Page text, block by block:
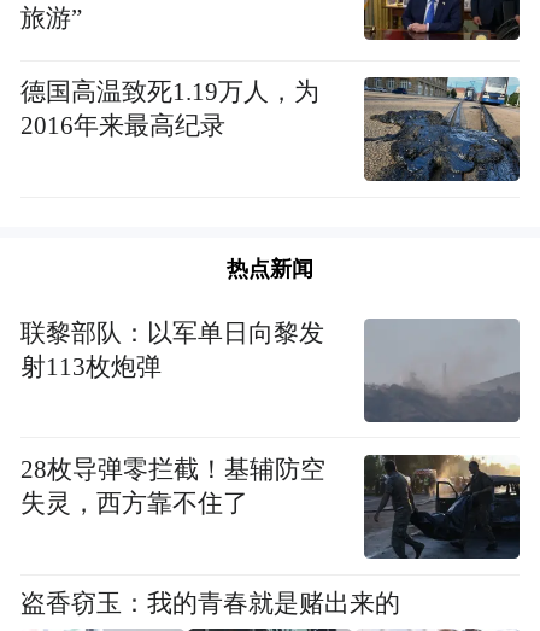
旅游”
德国高温致死1.19万人，为
2016年来最高纪录
热点新闻
联黎部队：以军单日向黎发
射113枚炮弹
28枚导弹零拦截！基辅防空
失灵，西方靠不住了
盗香窃玉：我的青春就是赌出来的